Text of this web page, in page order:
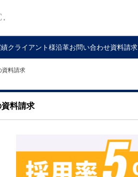
クライアント様沿革お問い合わせ資料請求
資料請求
料請求